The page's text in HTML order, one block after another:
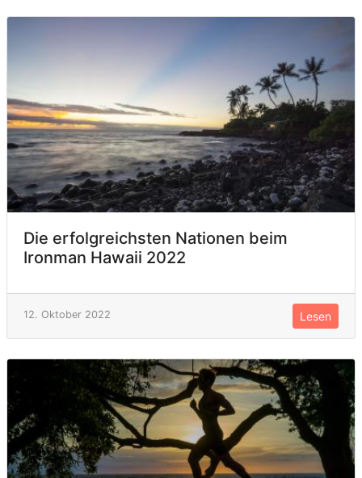
Die erfolgreichsten Nationen beim
Ironman Hawaii 2022
12. Oktober 2022 Lesen